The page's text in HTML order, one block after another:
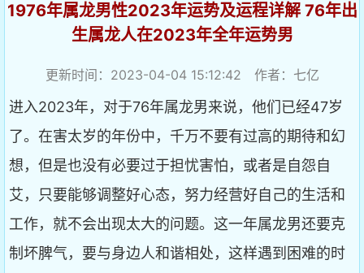
1976年属龙男性2023年运势及运程详解 76年出
生属龙人在2023年全年运势男
更新时间：2023-04-04 15:12:42 作者：七亿
进入2023年，对于76年属龙男来说，他们已经47岁
了。在害太岁的年份中，千万不要有过高的期待和幻
想，但是也没有必要过于担忧害怕，或者是自怨自
艾，只要能够调整好心态，努力经营好自己的生活和
工作，就不会出现太大的问题。这一年属龙男还要克
制坏脾气，要与身边人和谐相处，这样遇到困难的时